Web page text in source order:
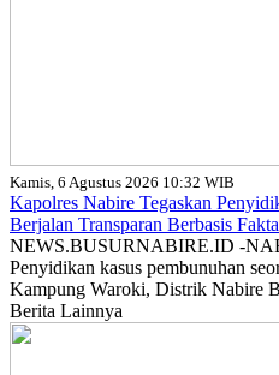
Kamis, 6 Agustus 2026 10:32 WIB
Kapolres Nabire Tegaskan
Berjalan Transparan Berbasis
NEWS.BUSURNABIRE.ID -
Penyidikan kasus pembunuhan
Kampung Waroki, Distrik Nabire
Berita Lainnya